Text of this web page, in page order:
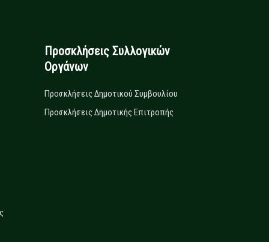
Προσκλήσεις Συλλογικών
Οργάνων
Προσκλήσεις Δημοτικού Συμβουλίου
Προσκλήσεις Δημοτικής Επιτροπής